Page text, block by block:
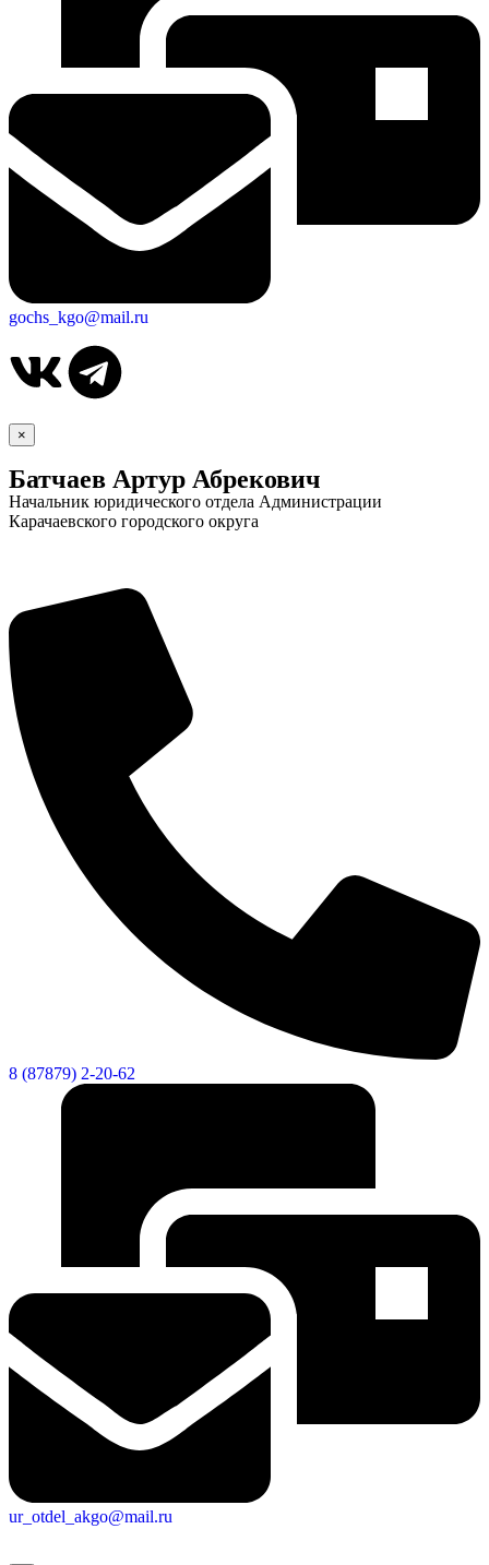
gochs_kgo@mail.ru
×
Батчаев Артур Абрекович
Начальник юридического отдела Администрации
Карачаевского городского округа
8 (87879) 2-20-62
ur_otdel_akgo@mail.ru